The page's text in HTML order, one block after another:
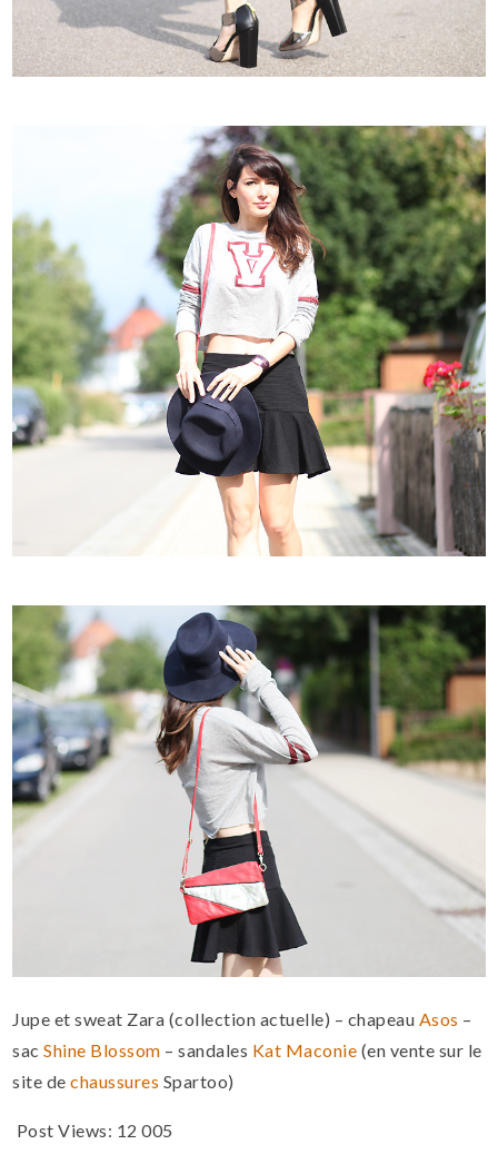
Jupe et sweat Zara (collection actuelle) – chapeau Asos –
sacShine Blossom – sandales Kat Maconie (en vente sur le
site dechaussures Spartoo)
Post Views: 12 005